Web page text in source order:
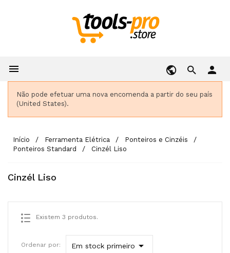
 person
Não pode efetuar uma nova encomenda a partir do seu país
(United States).
Início Ferramenta Elétrica
Ponteiros e Cinzéis
Ponteiros Standard
Cinzél Liso
Cinzél Liso
Existem 3 produtos.
Ordenar por: Em stock primeiro 